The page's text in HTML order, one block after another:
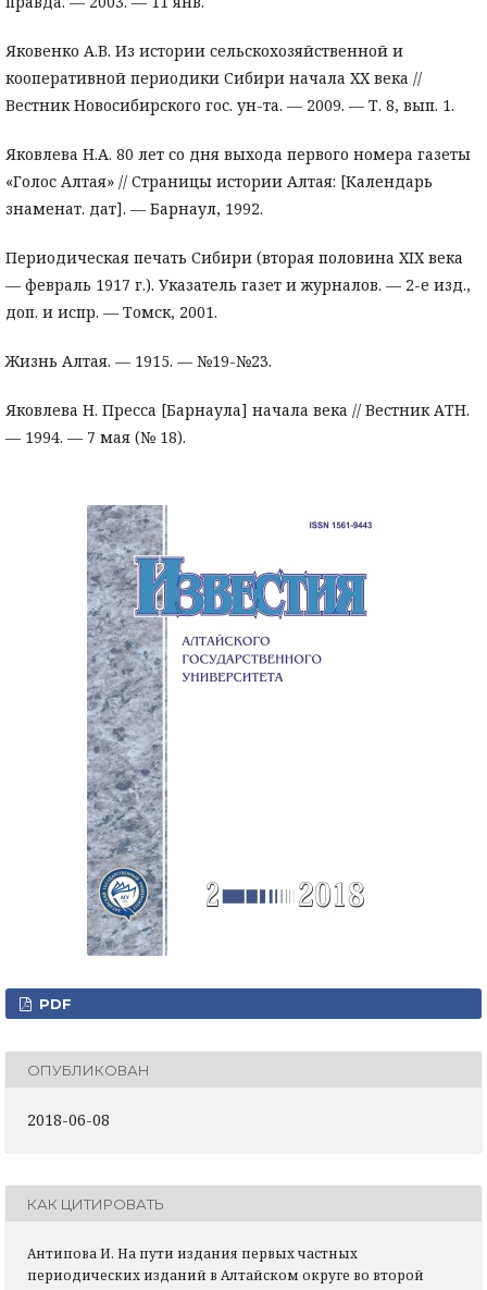
Яковенко А.В. Из истории сельскохозяйственной и
кооперативной периодики Сибири начала ХХ века //
Вестник Новосибирского гос. ун-та. — 2009. — Т. 8, вып. 1.
Яковлева Н.А. 80 лет со дня выхода первого номера газеты
«Голос Алтая» // Страницы истории Алтая: [Календарь
знаменат. дат]. — Барнаул, 1992.
Периодическая печать Сибири (вторая половина XIX века
— февраль 1917 г.). Указатель газет и журналов. — 2-е изд.,
доп. и испр. — Томск, 2001.
Жизнь Алтая. — 1915. — №19-№23.
Яковлева Н. Пресса [Барнаула] начала века // Вестник АТН.
— 1994. — 7 мая (№ 18).
PDF
ОПУБЛИКОВАН
2018-06-08
КАК ЦИТИРОВАТЬ
Антипова И. На пути издания первых частных
периодических изданий в Алтайском округе во второй